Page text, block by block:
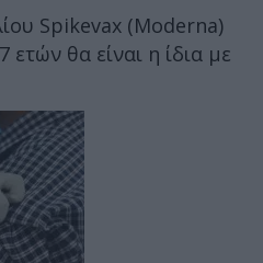
Spikevax (Moderna)
ετών θα είναι η ίδια με